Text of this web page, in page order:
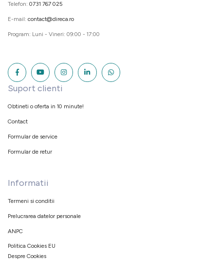
Telefon: 0731 767 025
E-mail: contact@direca.ro
Program: Luni - Vineri: 09:00 - 17:00
Suport clienti
Obtineti o oferta in 10 minute!
Contact
Formular de service
Formular de retur
Informatii
Termeni si conditii
Prelucrarea datelor personale
ANPC
Politica Cookies EU
Despre Cookies